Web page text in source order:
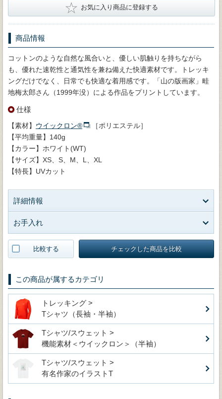
★ お気に入り商品に登録する
商品情報
コットンのような自然な風合いと、優しい肌触りを持ちながら
も、優れた速乾性と通気性を兼ね備えた快適素材です。トレッキ
ングだけでなく、日常でも快適な着用感です。「山の版画家」畦
地梅太郎さん（1999年没）による作品をプリントしています。
仕様
【素材】 ウイックロン®
［ポリエステル］
【平均重量】140g
【カラー】ホワイト(WT)
【サイズ】XS、S、M、L、XL
【特長】UVカット
詳細情報
お手入れ
比較する チェックした商品を比較
この商品が属するカテゴリ
トレッキング >
Tシャツ（長袖・半袖）
Tシャツ/スウェット >
機能素材＜ウイックロン＞（半袖）
Tシャツ/スウェット >
有名作家のイラストT